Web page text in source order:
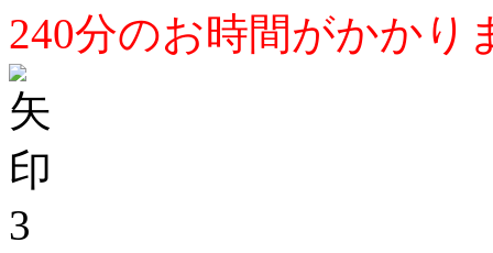
240分のお時間がかかり
3